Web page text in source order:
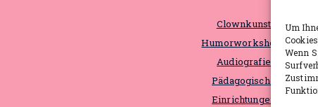
Um
Wenn
Clownkunst
Humorworkshops
Audiografie
Pädagogische
Einrichtungen